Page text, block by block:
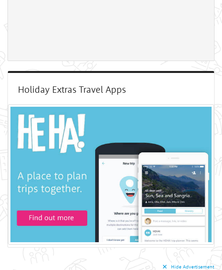
Holiday Extras Travel Apps
✕︎ Hide Advertisement